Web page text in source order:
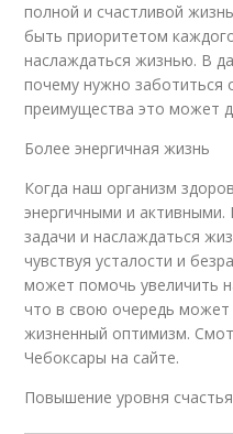
полной и счастливой
быть приоритетом
наслаждаться жизнью. В
почему нужно заботиться
преимущества это может
Более энергичная жизнь
Когда наш организм
энергичными и
задачи и наслаждаться
чувствуя усталости и
может помочь увеличить
что в свою очередь может
жизненный оптимизм.
Чебоксары на сайте.
Повышение уровня счастья